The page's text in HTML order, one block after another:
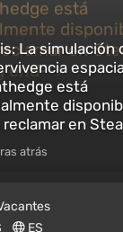
La simulación
está
reclamar en
atrás
ES